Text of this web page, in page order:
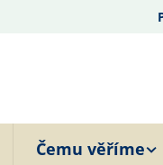
Čemu věříme